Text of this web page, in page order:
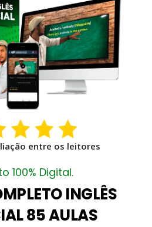
entre os leitores
100% Digital.
INGLÊS
85 AULAS